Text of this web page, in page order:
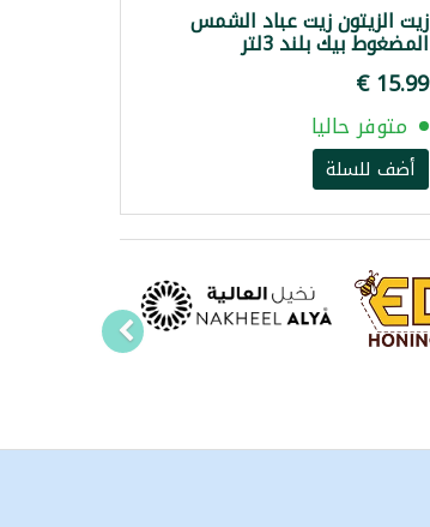
زيت الزيتون زيت عباد الشمس
المضغوط بيك بلند 3لتر
‏15.99 €
متوفر حاليا
أضف للسلة